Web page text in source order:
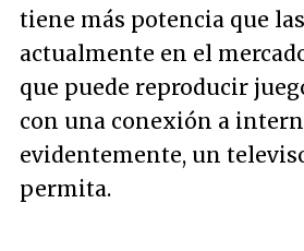
tiene más potencia que
actualmente en el
que puede reproducir
con una conexión a
evidentemente, un
permita.